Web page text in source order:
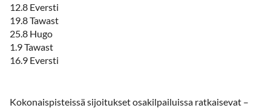
12.8 Eversti
19.8 Tawast
25.8 Hugo
1.9 Tawast
16.9 Eversti
Kokonaispisteissä sijoitukset osakilpailuissa ratkaisevat –